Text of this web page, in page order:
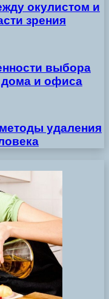
окулистом и
зрения
выбора
дома и офиса
удаления